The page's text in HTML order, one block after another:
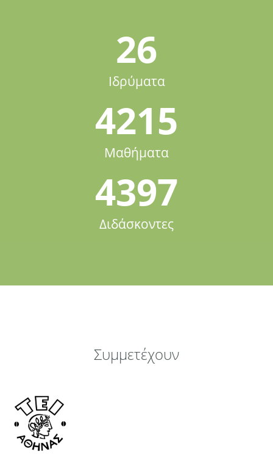
26
Ιδρύματα
4215
Μαθήματα
4397
Διδάσκοντες
Συμμετέχουν